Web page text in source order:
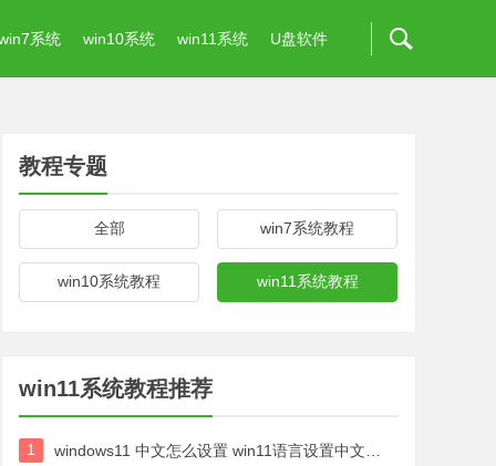
系统 win10系统 win11系统 U盘软件
教程专题
全部 win7系统教程
win10系统教程 win11系统教程
win11系统教程推荐
1